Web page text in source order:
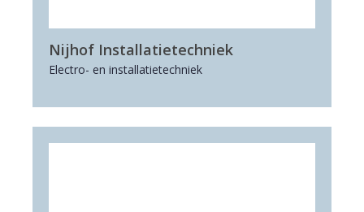
Nijhof Installatietechniek
Electro- en installatietechniek